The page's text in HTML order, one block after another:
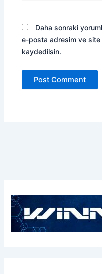
Daha sonraki
e-posta adresim ve site
kaydedilsin.